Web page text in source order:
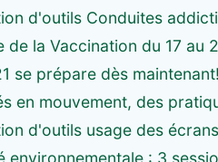
d'outils Conduites
de la Vaccination du 17 au
se prépare dès maintenant!
en mouvement, des
d'outils usage des écrans
environnementale : 3